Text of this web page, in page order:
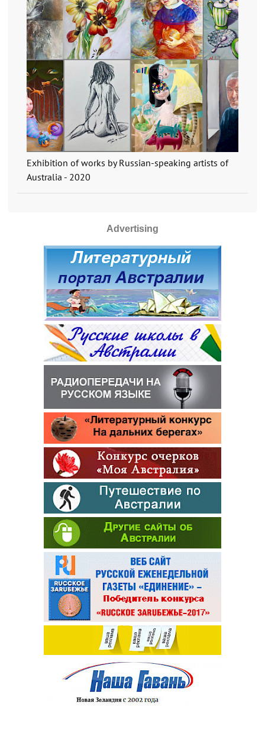
Exhibition of works by Russian-speaking artists of
Australia - 2020
Advertising